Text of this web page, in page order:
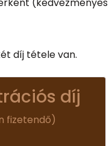
díj tétele van.
díj
fizetendő)